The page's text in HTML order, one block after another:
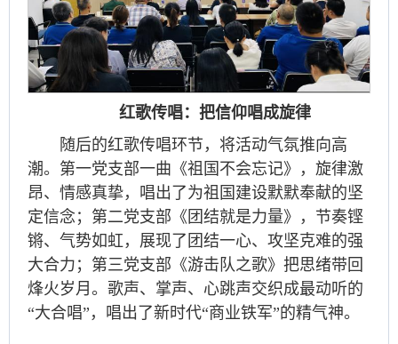
红歌传唱：把信仰唱成旋律
随后的红歌传唱环节，将活动气氛推向高
潮。第一党支部一曲《祖国不会忘记》，旋律激
昂、情感真挚，唱出了为祖国建设默默奉献的坚
定信念；第二党支部《团结就是力量》，节奏铿
锵、气势如虹，展现了团结一心、攻坚克难的强
大合力；第三党支部《游击队之歌》把思绪带回
烽火岁月。歌声、掌声、心跳声交织成最动听的
“大合唱”，唱出了新时代“商业铁军”的精气神。